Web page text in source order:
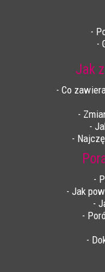
-
-
Jak
- Co
-
-
-
-
- Jak
-
-
-